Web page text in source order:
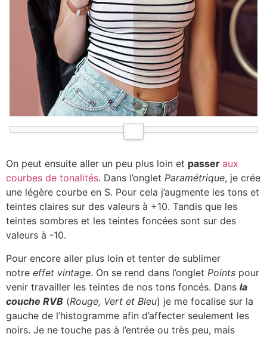
On peut ensuite aller un peu plus loin et passer aux
courbes de tonalités. Dans l’onglet Paramétrique, je crée
une légère courbe en S. Pour cela j’augmente les tons et
teintes claires sur des valeurs à +10. Tandis que les
teintes sombres et les teintes foncées sont sur des
valeurs à -10.
Pour encore aller plus loin et tenter de sublimer
notre effet vintage. On se rend dans l’onglet Points pour
venir travailler les teintes de nos tons foncés. Dans la
couche RVB (Rouge, Vert et Bleu) je me focalise sur la
gauche de l’histogramme afin d’affecter seulement les
noirs. Je ne touche pas à l’entrée ou très peu, mais